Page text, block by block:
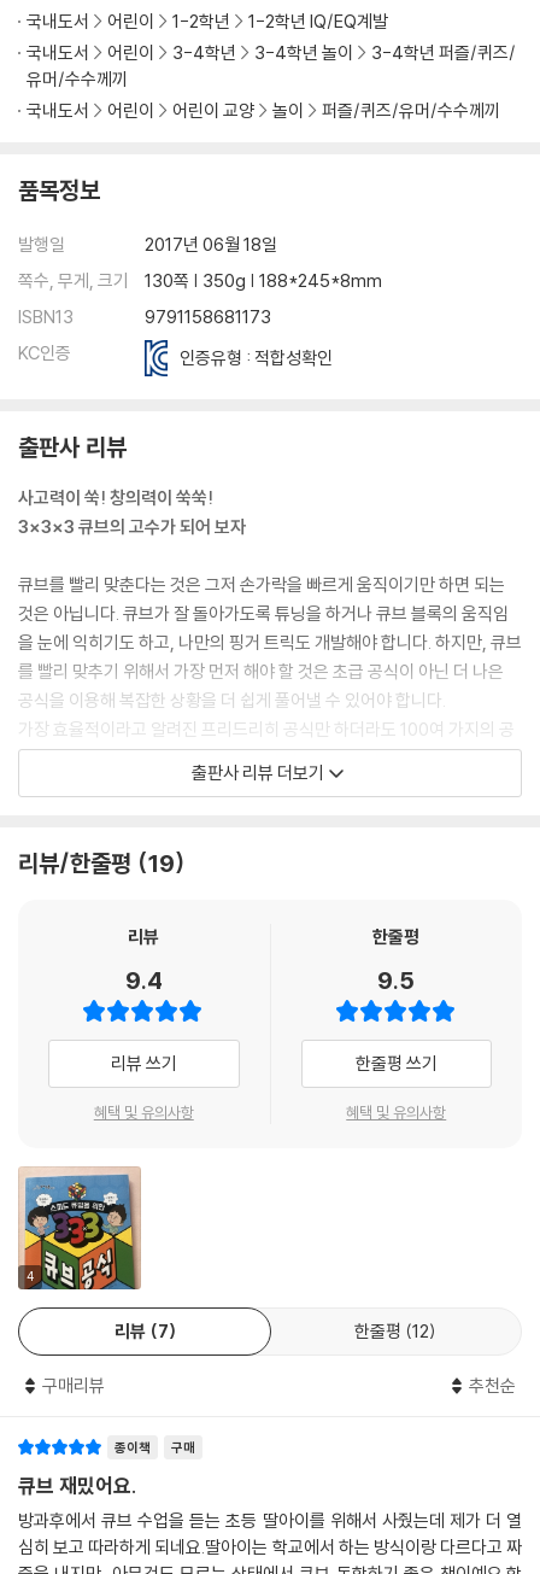
2강 흰색 십자가 맞추기(1단계)
01 맞추기 쉬운 조각 찾기
엣지 블록의 흰색면이 맞아 있을 때
엣지 블록의 색깔면이 맞아 있을 때
공식을 사용해야 할 때
02 흐트러지지 않게 셋 업 무브
03 한 번에 여러 조각 맞추기
핵심포인트 흰색 십자가 쉽게 맞추는 노하우
퀴즈 1단계를 마스터 하라
3강 1·2층 완성하기(2단계)
02 1층 슬롯 맞추기
흰색면이 왼쪽에 있을 때
흰색면이 위쪽에 있을 때
R면 센터 블록과 일치할 때
L면 센터 블록과 일치할 때
04 슬롯 한 번에 맞추기
떨어져 있을 때 - 흰색면 오른쪽
떨어져 있을 떄 - 흰색면 왼쪽
나란히 붙어 있을 때 - 흰색면 오른쪽
나란히 붙어 있을 때 - 흰색면 왼쪽
핵심포인트 1·2층 완성하기
01 엣지 OLL로 노란색 십자가 맞추기
02 십자 OLL로 노란색 윗면 완성하기
만세 모양 / 자동차 모양
왼손 집게 모양 / 오른손 집게 모양
약속 모양 / 자전거 모양
헤드라이트 모양
퀴즈 3·4단계를 마스터 하라
5강 3층 완성하기(5·6단계)
01 코너 PLL로 코너 블록 완성하기
T펌 / Y펌 / E펌
02 엣지 PLL로 엣지 블록 완성하기
H펌 / Z펌
퀴즈 5·6단계를 마스터 하라
국내도서
어린이 1-2학년
1-2학년 IQ/EQ계발
국내도서
어린이 3-4학년 3-4학년 놀이
3-4학년 퍼즐/퀴즈/
유머/수수께끼
국내도서
어린이 어린이 교양 놀이 퍼즐/퀴즈/유머/수수께끼
품목정보
발행일
2017년 06월 18일
쪽수, 무게, 크기
130쪽 | 350g | 188*245*8mm
ISBN13
9791158681173
KC인증
인증유형 : 적합성확인
출판사 리뷰
사고력이 쑥! 창의력이 쑥쑥!
3×3×3 큐브의 고수가 되어 보자
큐브를 빨리 맞춘다는 것은 그저 손가락을 빠르게 움직이기만 하면 되는
것은 아닙니다. 큐브가 잘 돌아가도록 튜닝을 하거나 큐브 블록의 움직임
을 눈에 익히기도 하고, 나만의 핑거 트릭도 개발해야 합니다. 하지만, 큐브
를 빨리 맞추기 위해서 가장 먼저 해야 할 것은 초급 공식이 아닌 더 나은
공식을 이용해 복잡한 상황을 더 쉽게 풀어낼 수 있어야 합니다.
가장 효율적이라고 알려진 프리드리히 공식만 하더라도 100여 가지의 공
식으로 이루어져 있고, 더 적은 회전수로 맞추는 것을 목표로 한다면 몇천
가지의 공식이 필요할지도 모릅니다. 이런 공식들은 인터넷에서 조금만 찾
그래서 ≪스피드 큐빙을 위한 333 큐브 공식≫에서는 333 큐브를 더 빨
안에 맞출 수 있다면, 이번에 배우는 ‘스피드 큐빙을 위한 333 큐브 공
큐브를 휘리릭 맞추는 모습을 누군가 본다면, ‘저 친구 큐브 고수구나!’ 하
는 생각을 가질지도 모릅니다. 드디어 진정한 큐브 마니아가 된 것입니다.
친구들도 큐브 초보에서 벗어나고 싶나요? 그럼 지금 ‘스피드 큐빙을 위한
333 큐브 공식’을 시작해 보세요. 친구들도 큐브 고수가 될 수 있습니다.
처음 큐브를 배우거나 초급 공식으로 큐브를 맞출 수 있지만 큐브에 대해
정확하게 알지 못하는 어린이를 위해 큐브를 구성하고 있는 블록의 이름과
구조를 배우고, 큐브를 어떻게 잡고 돌려야 하는지 기본적인 회전 방법과
회전 기호, 회전 그림 등을 쉽게 설명하여 큐브를 이해하고 큐브를 맞출 수
있다.
100여 가지의 중급 공식 중 핵심이 되는 공식만 골라 골라!
라 더 적은 회전수로 큐브를 더 빠르게 맞추기 위한 방향을 제시하고 있다.
맞춰 그 공식을 선택적으로 사용할 수 있게 한다.
사진으로 손과 큐브 모양을 자세하게! QR코드로 바로바로 동영상 확인!
공식에 따라 움직이며 변화하는 큐브 그림과 함께 사진으로 다시 자세한
과정을 볼 수 있게 하여 큐브가 돌아가는 모양과 함께 큐브를 돌리는 손 모
출판사 리뷰 더보기
리뷰/한줄평 19
리뷰
9.4
리뷰 쓰기
혜택 및 유의사항
한줄평
9.5
한줄평 쓰기
혜택 및 유의사항
4
리뷰 7 한줄평 12
구매리뷰 추천순
종이책 구매
큐브 재밌어요.
방과후에서 큐브 수업을 듣는 초등 딸아이를 위해서 사줬는데 제가 더 열
심히 보고 따라하게 되네요.딸아이는 학교에서 하는 방식이랑 다르다고 짜